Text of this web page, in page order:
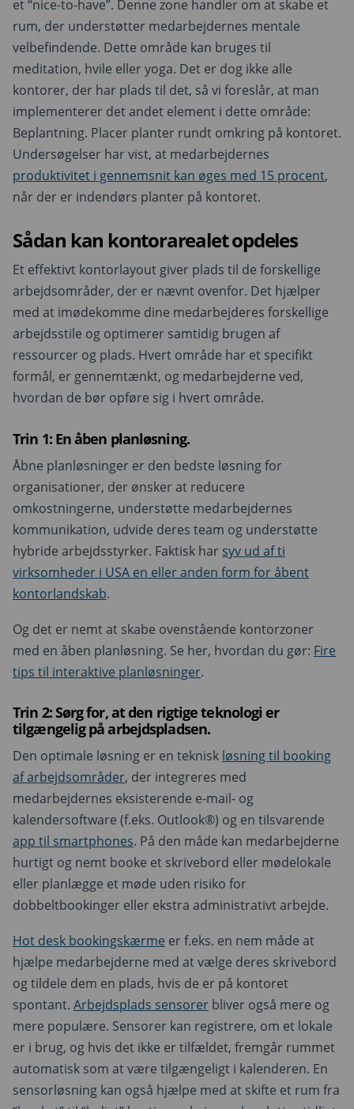
et “nice-to-have”. Denne zone handler om at skabe et
rum, der understøtter medarbejdernes mentale
velbefindende. Dette område kan bruges til
meditation, hvile eller yoga. Det er dog ikke alle
kontorer, der har plads til det, så vi foreslår, at man
implementerer det andet element i dette område:
Beplantning. Placer planter rundt omkring på kontoret.
Undersøgelser har vist, at medarbejdernes
produktivitet i gennemsnit kan øges med 15 procent,
når der er indendørs planter på kontoret.
Sådan kan kontorarealet opdeles
Et effektivt kontorlayout giver plads til de forskellige
arbejdsområder, der er nævnt ovenfor. Det hjælper
med at imødekomme dine medarbejderes forskellige
arbejdsstile og optimerer samtidig brugen af
ressourcer og plads. Hvert område har et specifikt
formål, er gennemtænkt, og medarbejderne ved,
hvordan de bør opføre sig i hvert område.
Trin 1: En åben planløsning.
Åbne planløsninger er den bedste løsning for
organisationer, der ønsker at reducere
omkostningerne, understøtte medarbejdernes
kommunikation, udvide deres team og understøtte
hybride arbejdsstyrker. Faktisk har syv ud af ti
virksomheder i USA en eller anden form for åbent
kontorlandskab.
Og det er nemt at skabe ovenstående kontorzoner
med en åben planløsning. Se her, hvordan du gør: Fire
tips til interaktive planløsninger.
Trin 2: Sørg for, at den rigtige teknologi er
tilgængelig på arbejdspladsen.
Den optimale løsning er en teknisk løsning til booking
af arbejdsområder, der integreres med
medarbejdernes eksisterende e-mail- og
kalendersoftware (f.eks. Outlook®) og en tilsvarende
app til smartphones. På den måde kan medarbejderne
hurtigt og nemt booke et skrivebord eller mødelokale
eller planlægge et møde uden risiko for
dobbeltbookinger eller ekstra administrativt arbejde.
Hot desk bookingskærme er f.eks. en nem måde at
hjælpe medarbejderne med at vælge deres skrivebord
og tildele dem en plads, hvis de er på kontoret
spontant. Arbejdsplads sensorer bliver også mere og
mere populære. Sensorer kan registrere, om et lokale
er i brug, og hvis det ikke er tilfældet, fremgår rummet
automatisk som at være tilgængeligt i kalenderen. En
sensorløsning kan også hjælpe med at skifte et rum fra